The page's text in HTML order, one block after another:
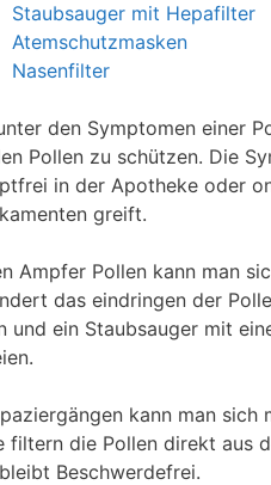
Staubsauger mit Hepafilter
Atemschutzmasken
Nasenfilter
den Symptomen einer
Pollen zu schützen. Die
in der Apotheke oder
greift.
Ampfer Pollen kann man
das eindringen der
und ein Staubsauger mit
kann man
filtern die Pollen direkt aus
Beschwerdefrei.